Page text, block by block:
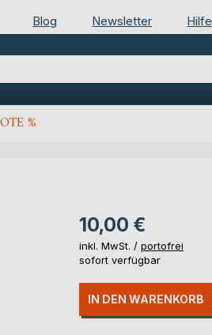
Blog Newsletter Hilfe
%
10,00 €
inkl. MwSt. / portofrei
sofort verfügbar
IN DEN WARENKORB